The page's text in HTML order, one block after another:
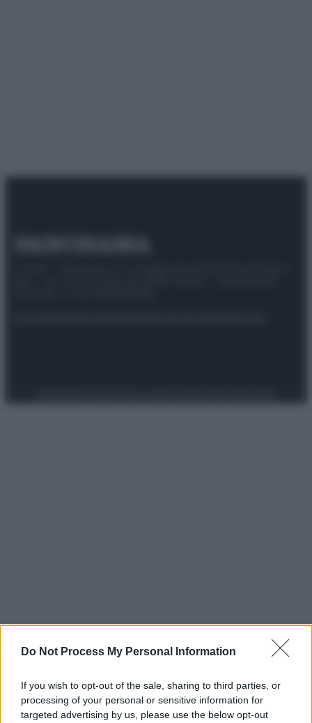
Do Not Process My Personal Information
If you wish to opt-out of the sale, sharing to third parties, or
processing of your personal or sensitive information for
targeted advertising by us, please use the below opt-out